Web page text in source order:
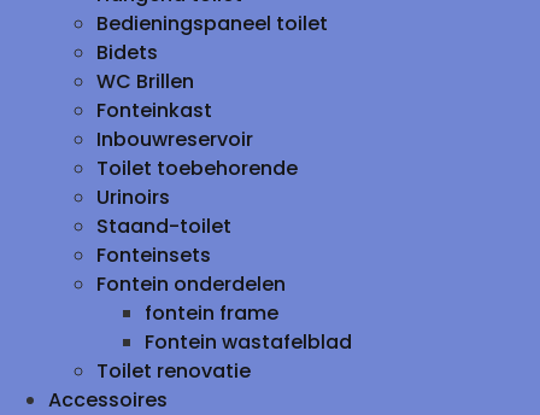
Bedieningspaneel toilet
Bidets
WC Brillen
Fonteinkast
Inbouwreservoir
Toilet toebehorende
Urinoirs
Staand-toilet
Fonteinsets
Fontein onderdelen
fontein frame
Fontein wastafelblad
Toilet renovatie
Accessoires